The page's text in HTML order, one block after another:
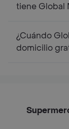
tiene Global
¿Cuándo
domicilio